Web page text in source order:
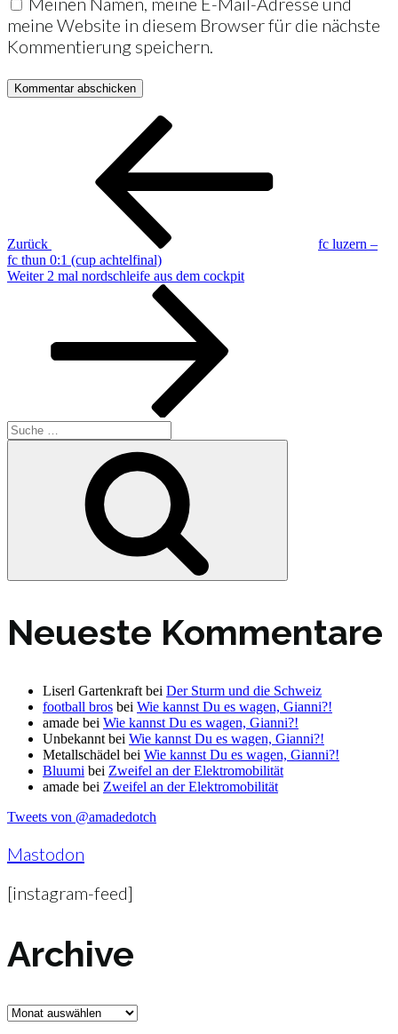
meine Website in diesem Browser für die nächste
Kommentierung speichern.
Beitrags-
Navigation
Zurück
fc luzern –
fc thun 0:1 (cup achtelfinal)
Nächster
Weiter 2 mal nordschleife aus dem cockpit
Suche
nach:
Neueste Kommentare
Liserl Gartenkraft bei Der Sturm und die Schweiz
football bros bei Wie kannst Du es wagen, Gianni?!
amade bei Wie kannst Du es wagen, Gianni?!
Unbekannt bei Wie kannst Du es wagen, Gianni?!
Metallschädel bei Wie kannst Du es wagen, Gianni?!
Bluumi bei Zweifel an der Elektromobilität
amade bei Zweifel an der Elektromobilität
Tweets von @amadedotch
Mastodon
[instagram-feed]
Archive
Archive